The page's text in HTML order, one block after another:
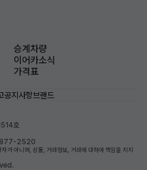
승계차량
이어카소식
가격표
공지사항브랜드
호
2520
가 아니며, 상품, 거래정보, 거래에 대하여 책임을 지지